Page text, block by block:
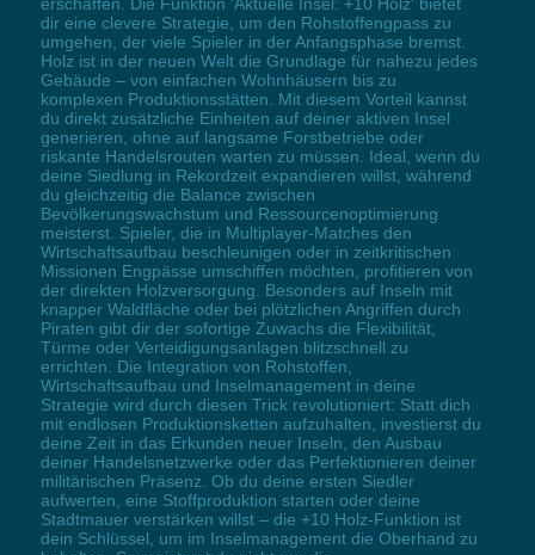
dir eine clevere Strategie, um den Rohstoffengpass zu
umgehen, der viele Spieler in der Anfangsphase bremst.
Holz ist in der neuen Welt die Grundlage für nahezu jedes
Gebäude – von einfachen Wohnhäusern bis zu
komplexen Produktionsstätten. Mit diesem Vorteil kannst
du direkt zusätzliche Einheiten auf deiner aktiven Insel
generieren, ohne auf langsame Forstbetriebe oder
riskante Handelsrouten warten zu müssen. Ideal, wenn du
deine Siedlung in Rekordzeit expandieren willst, während
du gleichzeitig die Balance zwischen
Bevölkerungswachstum und Ressourcenoptimierung
meisterst. Spieler, die in Multiplayer-Matches den
Wirtschaftsaufbau beschleunigen oder in zeitkritischen
Missionen Engpässe umschiffen möchten, profitieren von
der direkten Holzversorgung. Besonders auf Inseln mit
knapper Waldfläche oder bei plötzlichen Angriffen durch
Piraten gibt dir der sofortige Zuwachs die Flexibilität,
Türme oder Verteidigungsanlagen blitzschnell zu
errichten. Die Integration von Rohstoffen,
Wirtschaftsaufbau und Inselmanagement in deine
Strategie wird durch diesen Trick revolutioniert: Statt dich
mit endlosen Produktionsketten aufzuhalten, investierst du
deine Zeit in das Erkunden neuer Inseln, den Ausbau
deiner Handelsnetzwerke oder das Perfektionieren deiner
militärischen Präsenz. Ob du deine ersten Siedler
aufwerten, eine Stoffproduktion starten oder deine
Stadtmauer verstärken willst – die +10 Holz-Funktion ist
dein Schlüssel, um im Inselmanagement die Oberhand zu